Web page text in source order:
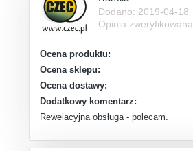
Dodano: 2019-04-18
Opinia zweryfikowana
Ocena produktu:
Ocena sklepu:
Ocena dostawy:
Dodatkowy komentarz:
Rewelacyjna obsługa - polecam.